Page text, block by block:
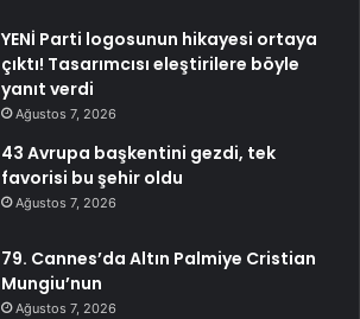
YENİ Parti logosunun hikayesi ortaya
çıktı! Tasarımcısı eleştirilere böyle
yanıt verdi
Ağustos 7, 2026
43 Avrupa başkentini gezdi, tek
favorisi bu şehir oldu
Ağustos 7, 2026
79. Cannes’da Altın Palmiye Cristian
Mungiu’nun
Ağustos 7, 2026